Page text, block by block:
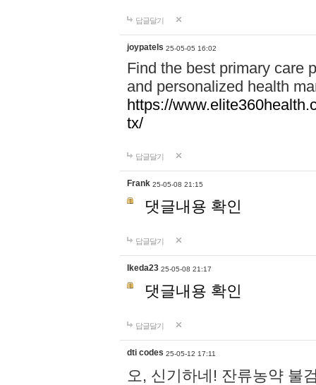
답글달기
joypatels 25-05-05 16:02
Find the best primary care
and personalized health
https://
tx/
답글달기
Frank 25-05-08 21:15
댓글내용 확인
답글달기
Ikeda23 25-05-08 21:17
댓글내용 확인
답글달기
dti codes 25-05-12 17:11
오, 신기하네! 잔류농약 불